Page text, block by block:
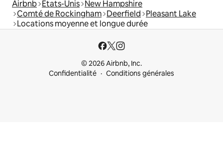
Airbnb États-Unis New Hampshire
Comté de Rockingham Deerfield Pleasant Lake
Locations moyenne et longue durée
© 2026 Airbnb, Inc.
Confidentialité
Conditions générales